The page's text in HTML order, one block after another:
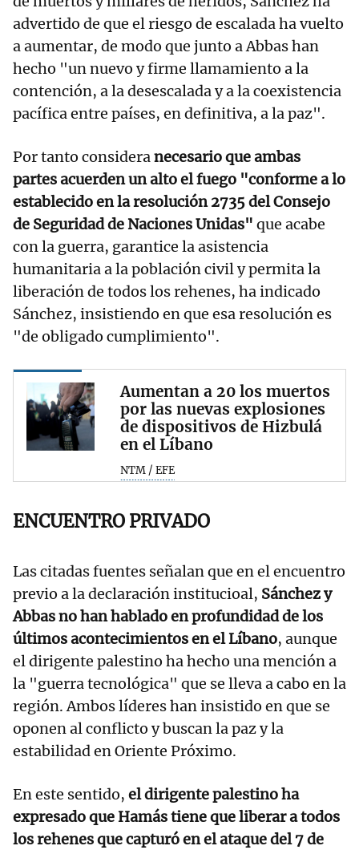
advertido de que el riesgo de escalada ha vuelto
a aumentar, de modo que junto a Abbas han
hecho "un nuevo y firme llamamiento a la
contención, a la desescalada y a la coexistencia
pacífica entre países, en definitiva, a la paz".
Por tanto consideranecesario que ambas
partes acuerden un alto el fuego "conforme a lo
establecido en la resolución 2735 del Consejo
de Seguridad de Naciones Unidas" que acabe
con la guerra, garantice la asistencia
humanitaria a la población civil y permita la
liberación de todos los rehenes, ha indicado
Sánchez, insistiendo en que esa resolución es
"de obligado cumplimiento".
Aumentan a 20 los muertos
por las nuevas explosiones
de dispositivos de Hizbulá
en el Líbano
NTM / EFE
ENCUENTRO PRIVADO
Las citadas fuentes señalan que en el encuentro
previo a la declaración institucioal, Sánchez y
Abbas no han hablado en profundidad de los
últimos acontecimientos en el Líbano, aunque
el dirigente palestino ha hecho una mención a
la "guerra tecnológica" que se lleva a cabo en la
región. Ambos líderes han insistido en que se
oponen al conflicto y buscan la paz y la
estabilidad en Oriente Próximo.
En este sentido, el dirigente palestino ha
expresado que Hamás tiene que liberar a todos
los rehenes que capturó en el ataque del 7 de